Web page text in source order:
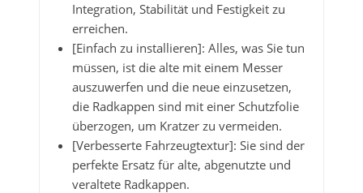
Integration, Stabilität und Festigkeit zu
erreichen.
[Einfach zu installieren]: Alles, was Sie tun
müssen, ist die alte mit einem Messer
auszuwerfen und die neue einzusetzen,
die Radkappen sind mit einer Schutzfolie
überzogen, um Kratzer zu vermeiden.
[Verbesserte Fahrzeugtextur]: Sie sind der
perfekte Ersatz für alte, abgenutzte und
veraltete Radkappen.